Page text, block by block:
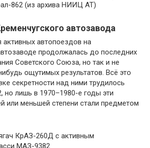
862 (из архива НИИЦ АТ)
автозавода
активных автопоездов на
продолжалась до последних
Советского Союза, но так и не
ощутимых результатов. Всё это
секретности над ними трудилось
но лишь в 1970–1980-е годы эти
или меньшей степени стали предметом